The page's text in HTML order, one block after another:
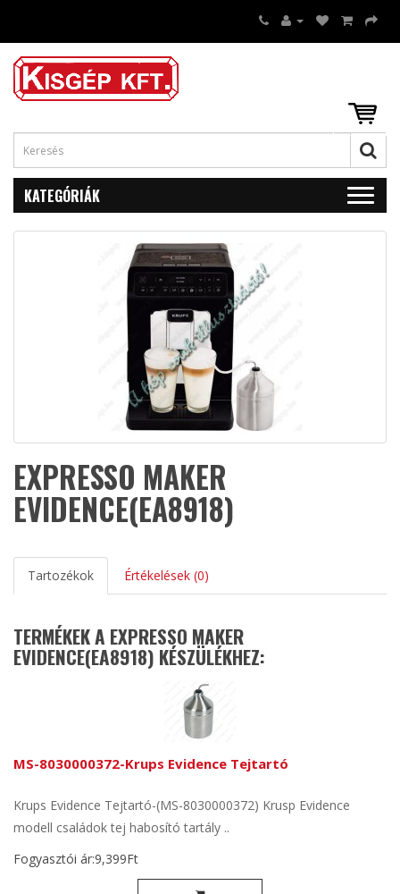
KATEGÓRIÁK
EXPRESSO MAKER
EVIDENCE(EA8918)
Tartozékok Értékelések (0)
TERMÉKEK A EXPRESSO MAKER
EVIDENCE(EA8918) KÉSZÜLÉKHEZ:
MS-8030000372-Krups Evidence Tejtartó
Krups Evidence Tejtartó-(MS-8030000372) Krusp Evidence
modell családok tej habosító tartály ..
Fogyasztói ár:9,399Ft